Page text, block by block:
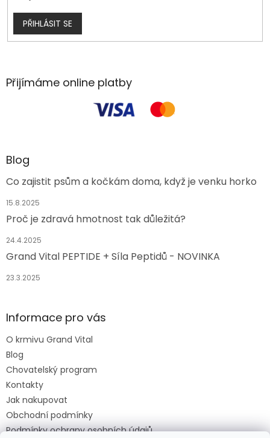
PŘIHLÁSIT SE
Přijímáme online platby
Blog
Co zajistit psům a kočkám doma, když je venku horko
15.8.2025
Proč je zdravá hmotnost tak důležitá?
24.4.2025
Grand Vital PEPTIDE + Síla Peptidů - NOVINKA
23.3.2025
Informace pro vás
O krmivu Grand Vital
Blog
Chovatelský program
Kontakty
Jak nakupovat
Obchodní podmínky
Podmínky ochrany osobních údajů